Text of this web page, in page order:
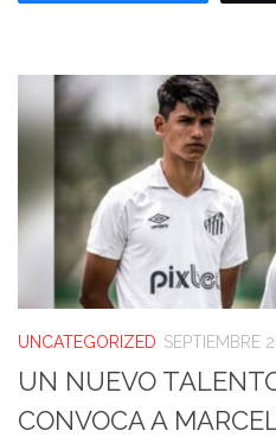
UNCATEGORIZED SEPTIEMBRE
UN NUEVO
CONVOCA A